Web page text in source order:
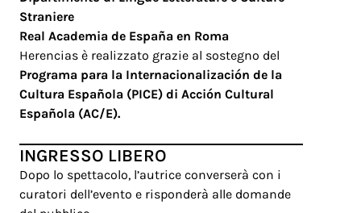
Straniere
Real Academia de España en Roma
Herencias è realizzato grazie al sostegno del
Programa para la Internacionalización de la
Cultura Española (PICE) di Acción Cultural
Española (AC/E).
INGRESSO LIBERO
Dopo lo spettacolo, l’autrice converserà con i
curatori dell’evento e risponderà alle domande